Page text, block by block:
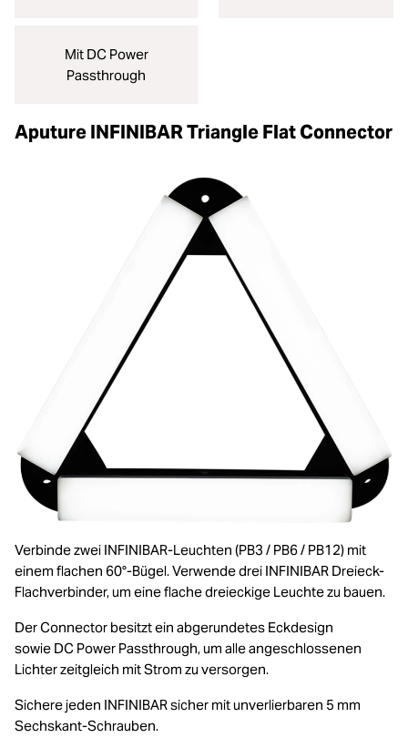
Mit DC Power
Passthrough
Aputure INFINIBAR Triangle Flat Connector
Verbinde zwei INFINIBAR-Leuchten (PB3 / PB6 / PB12) mit
einem flachen 60°-Bügel. Verwende drei INFINIBAR Dreieck-
Flachverbinder, um eine flache dreieckige Leuchte zu bauen.
Der Connector besitzt ein abgerundetes Eckdesign
sowie DC Power Passthrough, um alle angeschlossenen
Lichter zeitgleich mit Strom zu versorgen.
Sichere jeden INFINIBAR sicher mit unverlierbaren 5 mm
Sechskant-Schrauben.